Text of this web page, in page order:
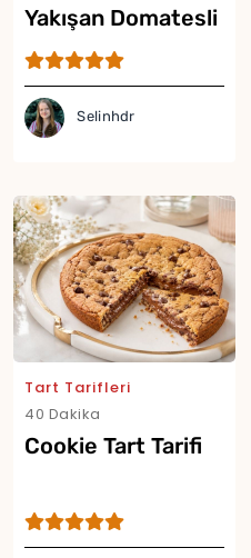
Yakışan Domatesli
Tart Tarifi
Selinhdr
Tart Tarifleri
40 Dakika
Cookie Tart Tarifi